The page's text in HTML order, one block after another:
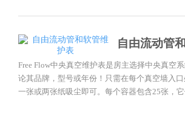
自由流动管
Free Flow中央真空维护表是房主选择中央真空
论其品牌，型号或年份！只需在每个真空墙入
一张或两张纸吸尘即可。每个容器包含25张，